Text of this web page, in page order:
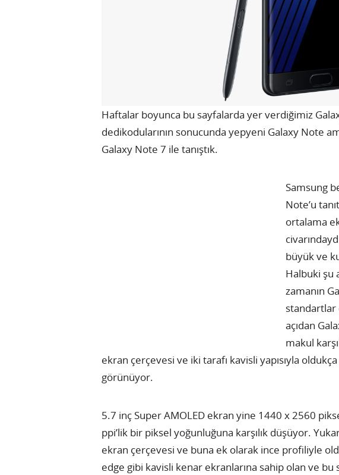
Haftalar boyunca bu sayfalarda yer verdiğimiz
dedikodularının sonucunda yepyeni Galaxy Note
Galaxy Note 7 ile tanıştık.
Samsung
Note’u
ortalama
büyük ve
Halbuki şu
zamanın
standartlar
açıdan
makul
ekran çerçevesi ve iki tarafı kavisli yapısıyla
görünüyor.
5.7 inç Super AMOLED ekran yine 1440 x 2560
ppi’lik bir piksel yoğunluğuna karşılık düşüyor.
ekran çerçevesi ve buna ek olarak ince profiliyle
edge gibi kavisli kenar ekranlarına sahip olan ve